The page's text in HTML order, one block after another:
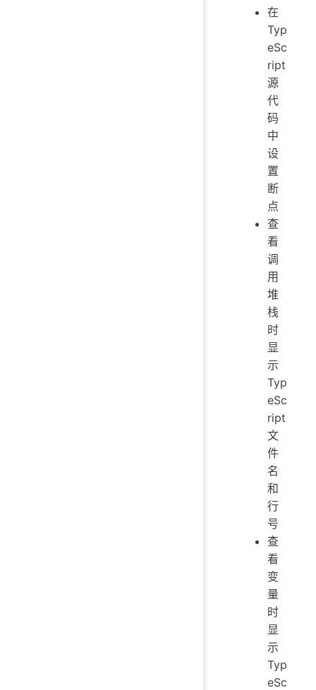
在
Typ
eSc
ript
源
代
码
中
设
置
断
点
查
看
调
用
堆
栈
时
显
示
Typ
eSc
ript
文
件
名
和
行
号
查
看
变
量
时
显
示
Typ
eSc